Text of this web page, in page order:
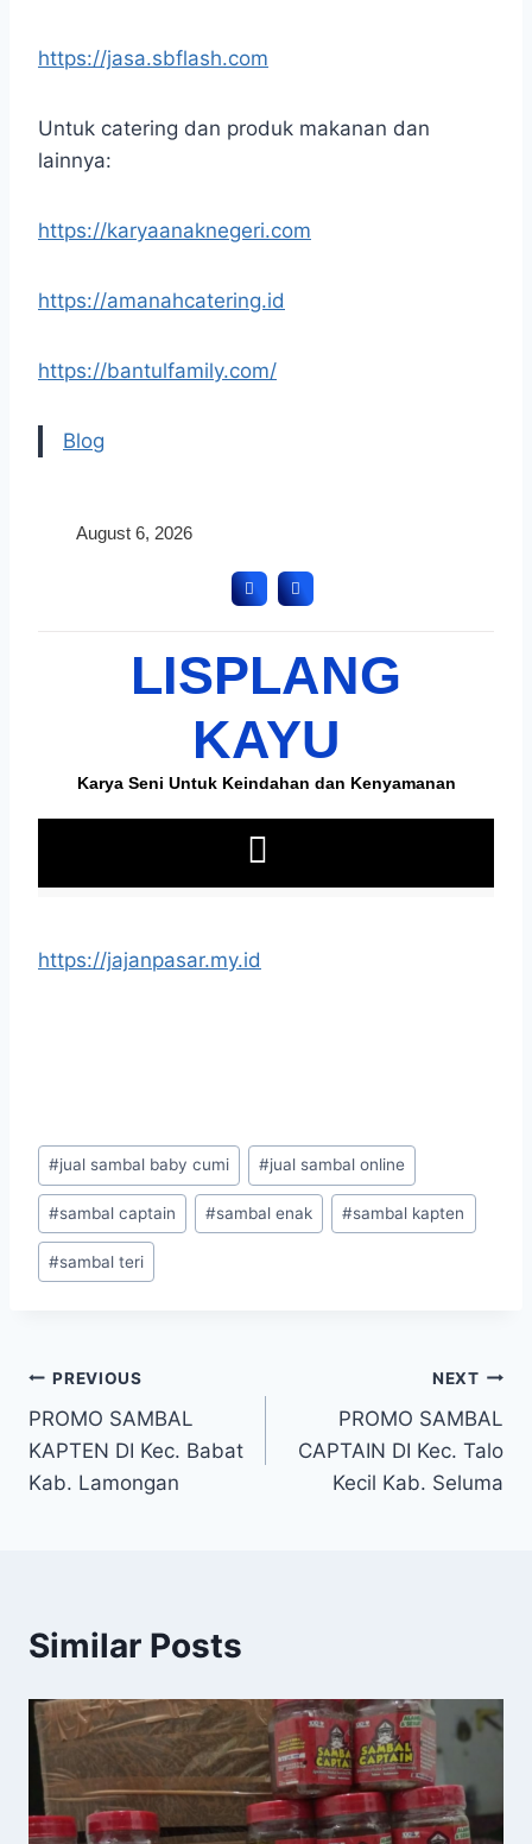
https://jasa.sbflash.com
Untuk catering dan produk makanan dan
lainnya:
https://karyaanaknegeri.com
https://amanahcatering.id
https://bantulfamily.com/
Blog
https://jajanpasar.my.id
#jual sambal baby cumi #jual sambal online
#sambal captain #sambal enak #sambal kapten
#sambal teri
PREVIOUS
PROMO SAMBAL
KAPTEN DI Kec. Babat
Kab. Lamongan
NEXT
PROMO SAMBAL
CAPTAIN DI Kec. Talo
Kecil Kab. Seluma
Similar Posts